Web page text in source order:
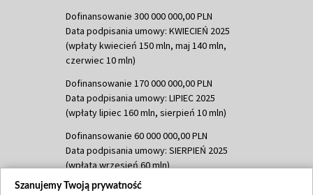
Dofinansowanie 300 000 000,00 PLN
Data podpisania umowy: KWIECIEŃ 2025
(wpłaty kwiecień 150 mln, maj 140 mln,
czerwiec 10 mln)
Dofinansowanie 170 000 000,00 PLN
Data podpisania umowy: LIPIEC 2025
(wpłaty lipiec 160 mln, sierpień 10 mln)
Dofinansowanie 60 000 000,00 PLN
Data podpisania umowy: SIERPIEŃ 2025
(wpłata wrzesień 60 mln)
Dofinansowanie 635 783 051,21 PLN
Szanujemy Twoją prywatność